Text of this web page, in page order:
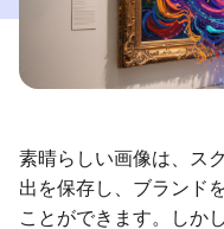
素晴らしい画像は、ス
出を保存し、ブランド
ことができます。しか